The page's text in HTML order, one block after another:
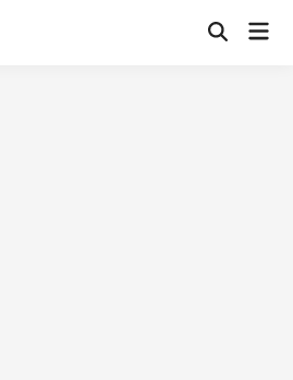
Open